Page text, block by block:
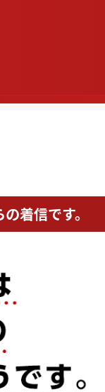
着信です。